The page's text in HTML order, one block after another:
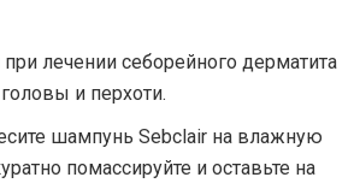
лечении себорейного дерматита
и перхоти.
шампунь Sebclair на влажную
помассируйте и оставьте на